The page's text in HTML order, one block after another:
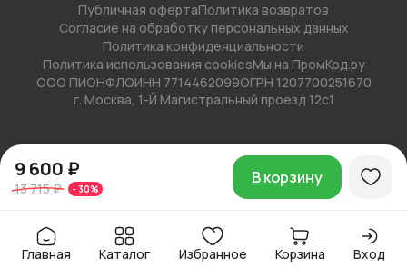
9 600 ₽
13 715 ₽ - 30%
В корзину
Публичная офертаПолитика возвратов
Согласие на обработку персональных данных
Политика конфиденциальности
Политика использования cookiesМы на ПромКод.ру
ООО ПИОНФЛОИНН 7714462099ОГРН 1207700251670
г. Москва, 1-Й Магистральный проезд 12с1
Главная Каталог Избранное Корзина Вход